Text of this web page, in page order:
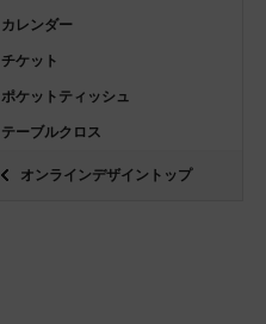
カレンダー
チケット
ポケットティッシュ
テーブルクロス
オンラインデザイントップ